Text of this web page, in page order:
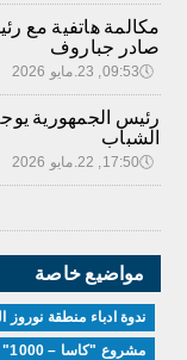
مكالمة هاتفية مع
صادر جباروف
🕔09:53, 23.مايو 2026
رئيس الجمهورية
الشباب
🕔17:50, 22.مايو 2026
مواضيع خاصة
ندوة ادباء منطقة نوروز
مشروع "كاسا – 1000" يوصّل وسط و جنوب آسيا